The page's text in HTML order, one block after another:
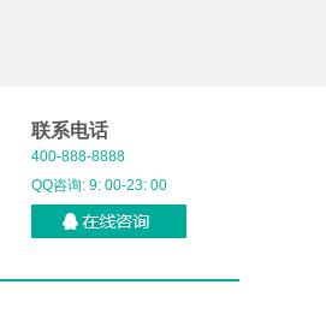
联系电话
400-888-8888
QQ咨询: 9: 00-23: 00